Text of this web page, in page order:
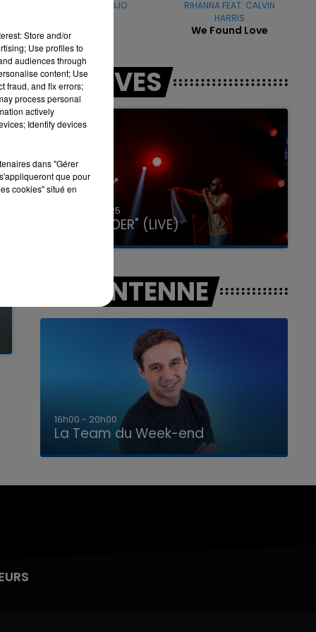
LA TEAM DU WEEK-END
MAUVAIS DJO
RIHANNA FEAT. CALVIN
HARRIS
We Found Love
LES LIVES
31 janvier 2025
GIMS "SPIDER" (LIVE)
A L'ANTENNE
7h00 - 12h00
La Team du Week-end
Store and/or
Use profiles to
audiences through
content; Use
fraud, and fix errors;
process personal
actively
Identify devices
dans "Gérer
que pour
cookies" situé en